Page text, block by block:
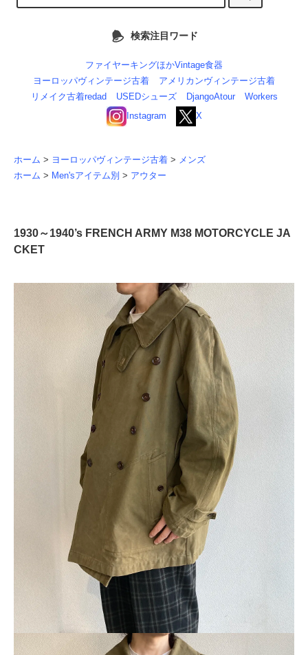
検索注目ワード
ファイヤーキングほかVintage食器
ヨーロッパヴィンテージ古着
アメリカンヴィンテージ古着
リメイク古着redad
USEDシューズ DjangoAtour
Workers
Instagram
X
ホーム > ヨーロッパヴィンテージ古着 > メンズ
ホーム > Men'sアイテム別 > アウター
1930～1940’s FRENCH ARMY M38 MOTORCYCLE JA
CKET